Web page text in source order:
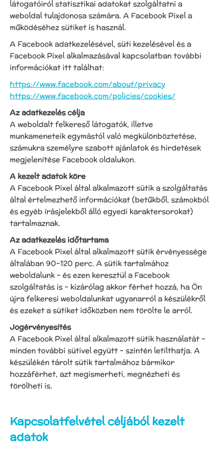
látogatóiról statisztikai adatokat szolgáltatni a
weboldal tulajdonosa számára. A Facebook Pixel a
működéséhez sütiket is használ.
A Facebook adatkezelésével, süti kezelésével és a
Facebook Pixel alkalmazásával kapcsolatban további
információkat itt találhat:
https://www.facebook.com/about/privacy
https://www.facebook.com/policies/cookies/
Az adatkezelés célja
A weboldalt felkereső látogatók, illetve
munkameneteik egymástól való megkülönböztetése,
számukra személyre szabott ajánlatok és hirdetések
megjelenítése Facebook oldalukon.
A kezelt adatok köre
A Facebook Pixel által alkalmazott sütik a szolgáltatás
által értelmezhető információkat (betűkből, számokból
és egyéb írásjelekből álló egyedi karaktersorokat)
tartalmaznak.
Az adatkezelés időtartama
A Facebook Pixel által alkalmazott sütik érvényessége
általában 90-120 perc. A sütik tartalmához
weboldalunk – és ezen keresztül a Facebook
szolgáltatás is – kizárólag akkor férhet hozzá, ha Ön
újra felkeresi weboldalunkat ugyanarról a készülékről
és ezeket a sütiket időközben nem törölte le arról.
Jogérvényesítés
A Facebook Pixel által alkalmazott sütik használatát –
minden további sütivel együtt – szintén letilthatja. A
készülékén tárolt sütik tartalmához bármikor
hozzáférhet, azt megismerheti, megnézheti és
törölheti is.
Kapcsolatfelvétel céljából kezelt
adatok